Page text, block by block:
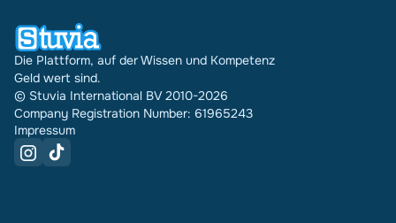
Die Plattform, auf der Wissen und Kompetenz
Geld wert sind.
© Stuvia International BV 2010-2026
Company Registration Number: 61965243
Impressum